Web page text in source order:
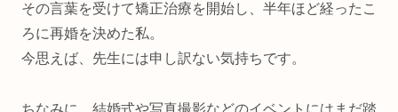
その言葉を受けて矯正治療を開始し、半年ほど経ったこ
ろに再婚を決めた私。
今思えば、先生には申し訳ない気持ちです。
ちなみに、結婚式や写真撮影などのイベントにはまだ踏